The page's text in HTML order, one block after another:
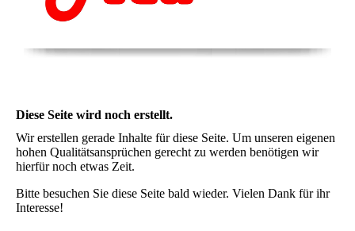
Diese Seite wird noch erstellt.
Wir erstellen gerade Inhalte für diese Seite. Um unseren eigenen
hohen Qualitätsansprüchen gerecht zu werden benötigen wir
hierfür noch etwas Zeit.
Bitte besuchen Sie diese Seite bald wieder. Vielen Dank für ihr
Interesse!